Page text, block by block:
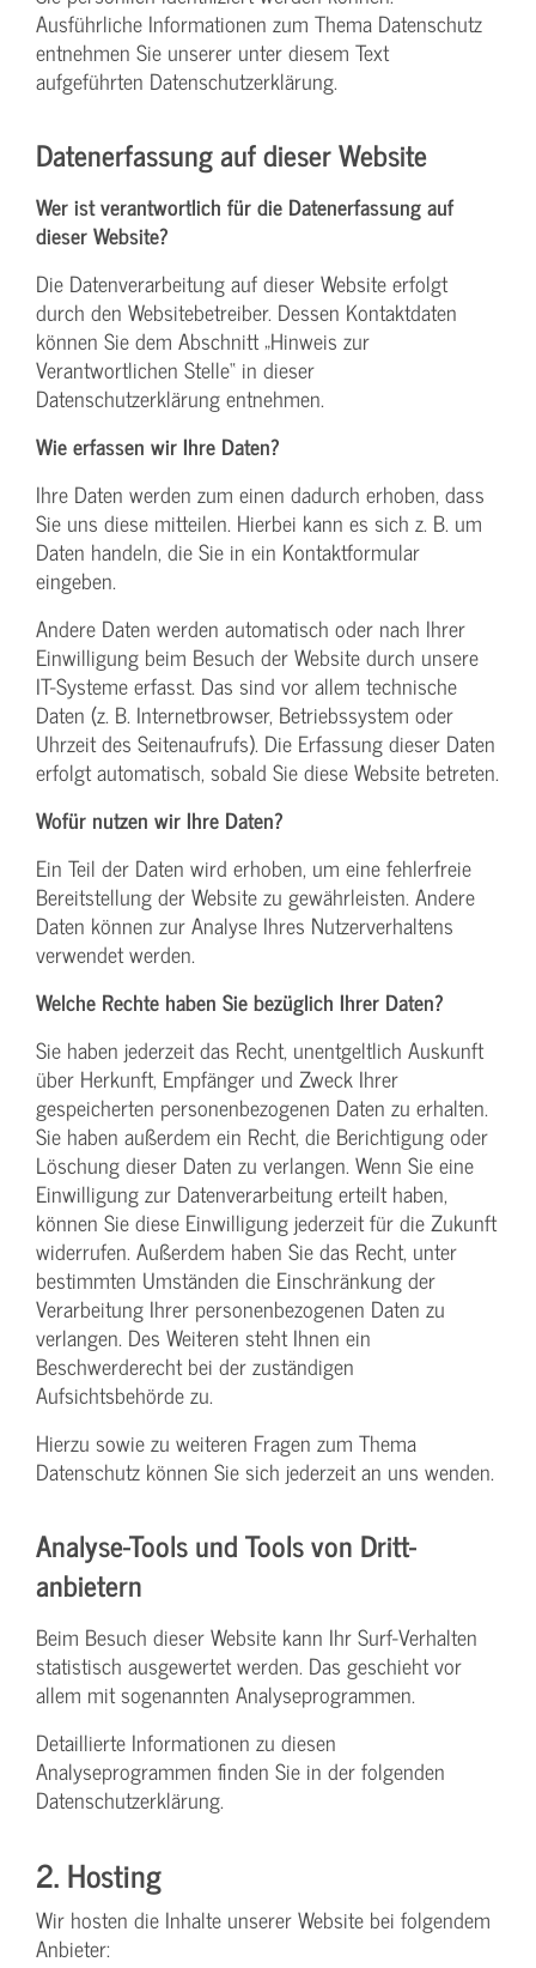
Ausführliche Informationen zum Thema Datenschutz
entnehmen Sie unserer unter diesem Text
aufgeführten Datenschutzerklärung.
Datenerfassung auf dieser Website
Wer ist verantwortlich für die Datenerfassung auf
dieser Website?
Die Datenverarbeitung auf dieser Website erfolgt
durch den Websitebetreiber. Dessen Kontaktdaten
können Sie dem Abschnitt „Hinweis zur
Verantwortlichen Stelle“ in dieser
Datenschutzerklärung entnehmen.
Wie erfassen wir Ihre Daten?
Ihre Daten werden zum einen dadurch erhoben, dass
Sie uns diese mitteilen. Hierbei kann es sich z. B. um
Daten handeln, die Sie in ein Kontaktformular
eingeben.
Andere Daten werden automatisch oder nach Ihrer
Einwilligung beim Besuch der Website durch unsere
IT-Systeme erfasst. Das sind vor allem technische
Daten (z. B. Internetbrowser, Betriebssystem oder
Uhrzeit des Seitenaufrufs). Die Erfassung dieser Daten
erfolgt automatisch, sobald Sie diese Website betreten.
Wofür nutzen wir Ihre Daten?
Ein Teil der Daten wird erhoben, um eine fehlerfreie
Bereitstellung der Website zu gewährleisten. Andere
Daten können zur Analyse Ihres Nutzerverhaltens
verwendet werden.
Welche Rechte haben Sie bezüglich Ihrer Daten?
Sie haben jederzeit das Recht, unentgeltlich Auskunft
über Herkunft, Empfänger und Zweck Ihrer
gespeicherten personenbezogenen Daten zu erhalten.
Sie haben außerdem ein Recht, die Berichtigung oder
Löschung dieser Daten zu verlangen. Wenn Sie eine
Einwilligung zur Datenverarbeitung erteilt haben,
können Sie diese Einwilligung jederzeit für die Zukunft
widerrufen. Außerdem haben Sie das Recht, unter
bestimmten Umständen die Einschränkung der
Verarbeitung Ihrer personenbezogenen Daten zu
verlangen. Des Weiteren steht Ihnen ein
Beschwerderecht bei der zuständigen
Aufsichtsbehörde zu.
Hierzu sowie zu weiteren Fragen zum Thema
Datenschutz können Sie sich jederzeit an uns wenden.
Analyse-Tools und Tools von Dritt­
anbietern
Beim Besuch dieser Website kann Ihr Surf-Verhalten
statistisch ausgewertet werden. Das geschieht vor
allem mit sogenannten Analyseprogrammen.
Detaillierte Informationen zu diesen
Analyseprogrammen finden Sie in der folgenden
Datenschutzerklärung.
2. Hosting
Wir hosten die Inhalte unserer Website bei folgendem
Anbieter: